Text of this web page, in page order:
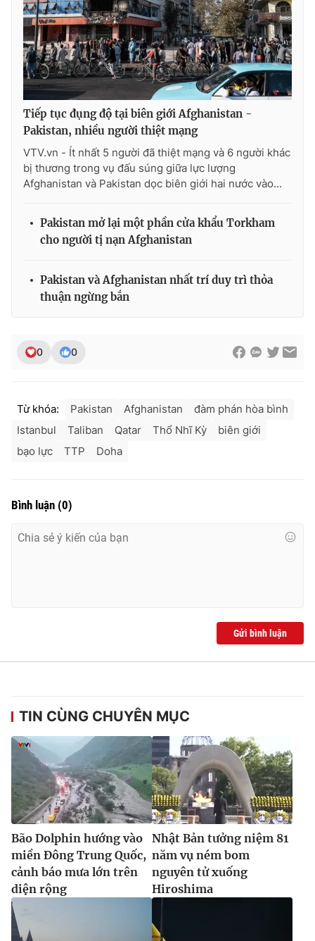
Tiếp tục đụng độ tại biên giới Afghanistan -
Pakistan, nhiều người thiệt mạng
VTV.vn - Ít nhất 5 người đã thiệt mạng và 6 người khác
bị thương trong vụ đấu súng giữa lực lượng
Afghanistan và Pakistan dọc biên giới hai nước vào...
Pakistan mở lại một phần cửa khẩu Torkham
cho người tị nạn Afghanistan
Pakistan và Afghanistan nhất trí duy trì thỏa
thuận ngừng bắn
0 0
Từ khóa: Pakistan Afghanistan
đàm phán hòa bình
Istanbul
Taliban Qatar Thổ Nhĩ Kỳ
biên giới
bạo lực
TTP Doha
Bình luận (0)
Gửi bình luận
TIN CÙNG CHUYÊN MỤC
Bão Dolphin hướng vào
miền Đông Trung Quốc,
cảnh báo mưa lớn trên
diện rộng
Nhật Bản tưởng niệm 81
năm vụ ném bom
nguyên tử xuống
Hiroshima